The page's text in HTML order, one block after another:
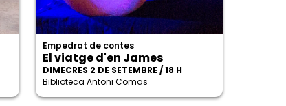
Empedrat de contes
El viatge d'en James
DIMECRES 2 DE SETEMBRE / 18 H
Biblioteca Antoni Comas